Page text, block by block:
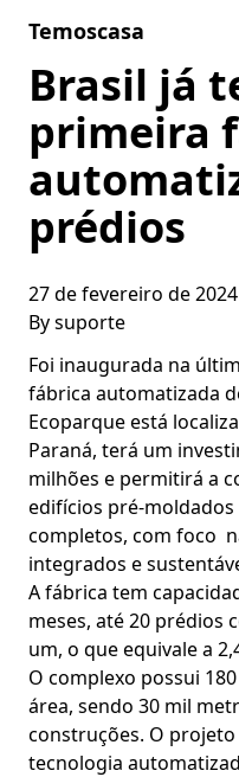
Temoscasa
Brasil já
primeira
prédios
27 de fevereiro de 2024
Bysuporte
Foi inaugurada na
fábrica automatizada
Ecoparque está
Paraná, terá um
milhões e permitirá a
edifícios pré-
completos, com foco
integrados e
A fábrica tem
meses, até 20 prédios
um, o que equivale a
O complexo possui
área, sendo 30 mil
construções. O
tecnologia